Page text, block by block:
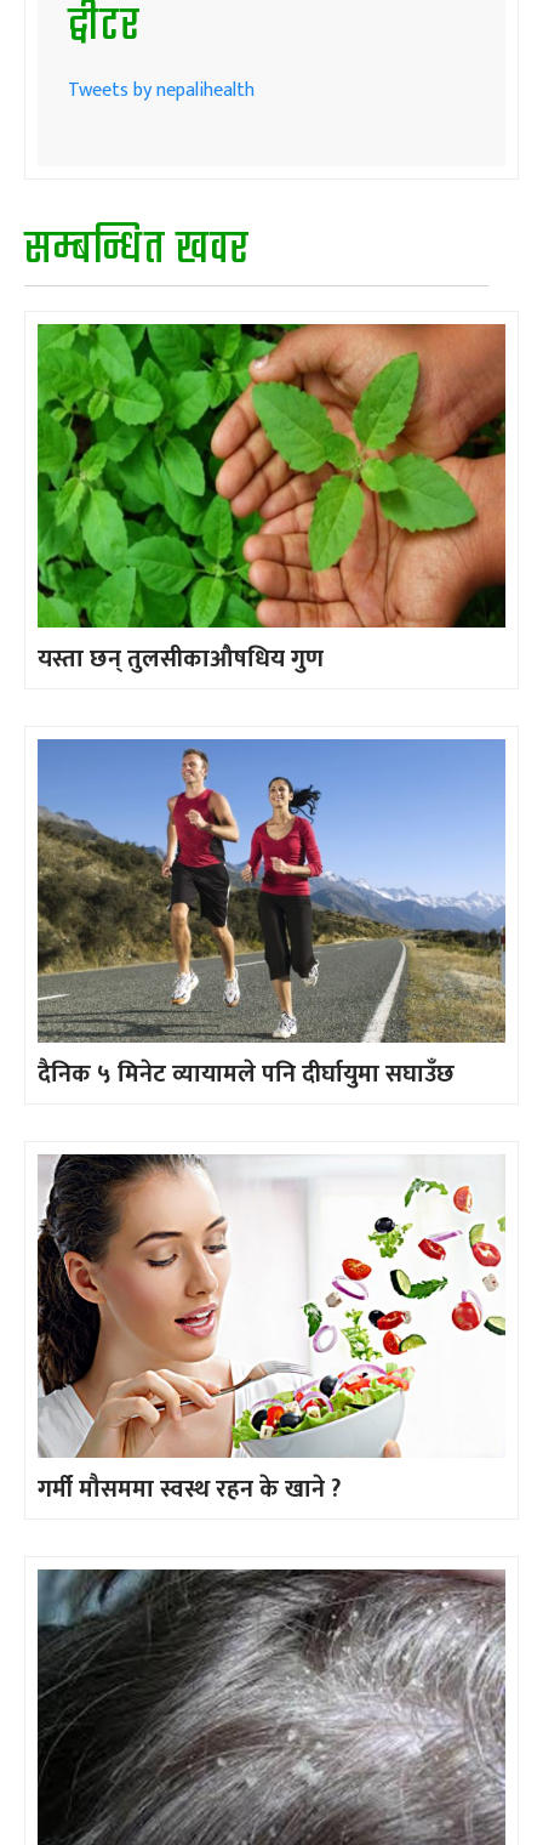
ट्वीटर
Tweets by nepalihealth
सम्बन्धित खवर
यस्ता छन् तुलसीकाऔषधिय गुण
दैनिक ५ मिनेट व्यायामले पनि दीर्घायुमा सघाउँछ
गर्मी मौसममा स्वस्थ रहन के खाने ?